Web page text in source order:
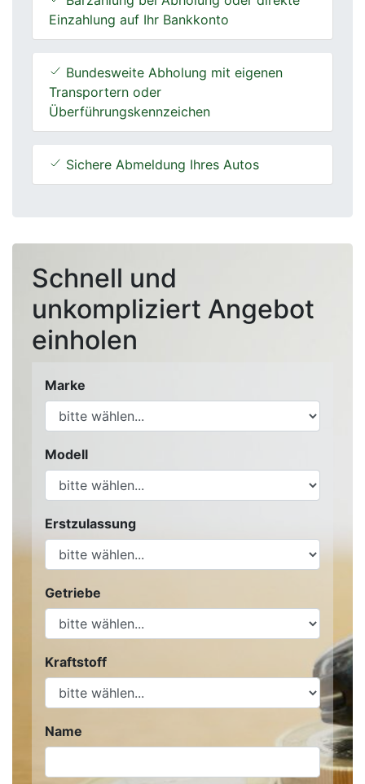
Einzahlung auf Ihr Bankkonto
Bundesweite Abholung mit eigenen
Transportern oder
Überführungskennzeichen
Sichere Abmeldung Ihres Autos
Schnell und
unkompliziert Angebot
einholen
Marke
Modell
Erstzulassung
Getriebe
Kraftstoff
Name